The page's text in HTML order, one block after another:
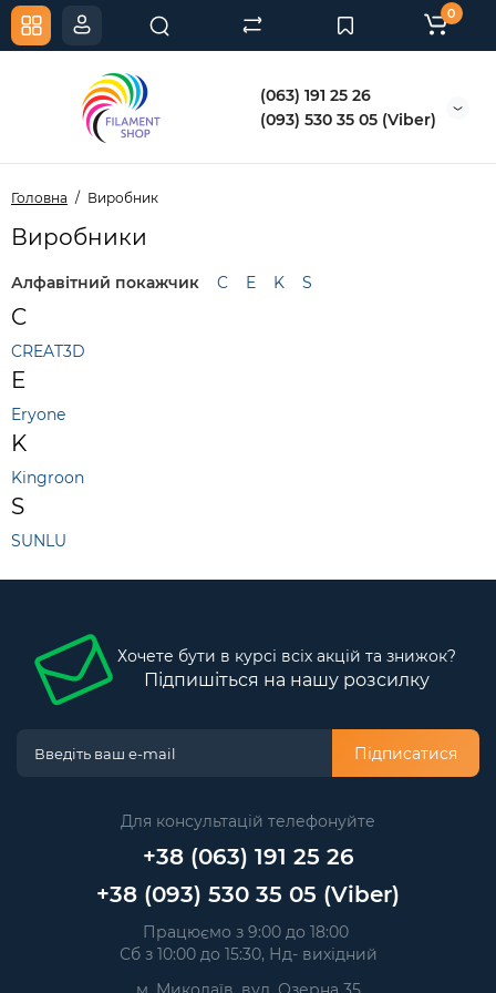
(063) 191 25 26
(093) 530 35 05 (Viber)
0
Головна Виробник
Виробники
Алфавітний покажчик C E K S
C
CREAT3D
E
Eryone
K
Kingroon
S
SUNLU
Хочете бути в курсі всіх акцій та знижок?
Підпишіться на нашу розсилку
Підписатися
Для консультацій телефонуйте
+38 (063) 191 25 26
+38 (093) 530 35 05 (Viber)
Працюємо з 9:00 до 18:00
Сб з 10:00 до 15:30, Нд- вихідний